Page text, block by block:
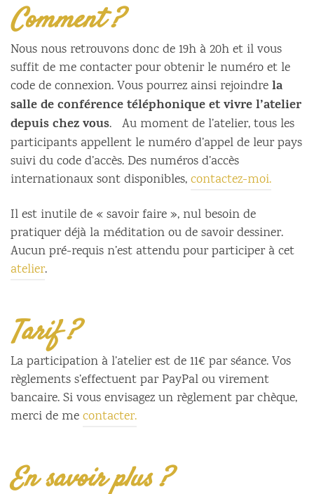
Comment ?
Nous nous retrouvons donc de 19h à 20h et il vous
suffit de me contacter pour obtenir le numéro et le
code de connexion. Vous pourrez ainsi rejoindrela
salle de conférence téléphonique et vivre l’atelier
depuis chez vous. Au moment de l’atelier, tous les
participants appellent le numéro d’appel de leur pays
suivi du code d’accès. Des numéros d’accès
internationaux sont disponibles,contactez-moi.
Il est inutile de « savoir faire », nul besoin de
pratiquer déjà la méditation ou de savoir dessiner.
Aucun pré-requis n’est attendu pour participer à cet
atelier.
Tarif ?
La participation à l’atelier est de 11€ par séance. Vos
règlements s’effectuent par PayPal ou virement
bancaire. Si vous envisagez un règlement par chèque,
merci de mecontacter.
En savoir plus ?